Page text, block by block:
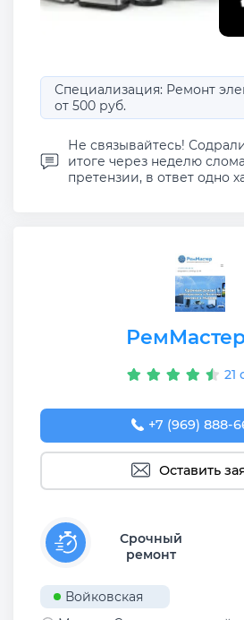
Специализация: Ремонт
от 500 руб.
Не связывайтесь!
итоге через неделю
претензии, в ответ одно
21
+7 (969) 888-
Оставить
Срочный
ремонт
Войковская